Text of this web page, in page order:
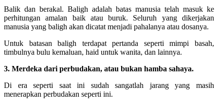
Balik dan berakal. Baligh adalah batas manusia telah masuk ke
perhitungan amalan baik atau buruk. Seluruh yang dikerjakan
manusia yang baligh akan dicatat menjadi pahalanya atau dosanya.
Untuk batasan baligh terdapat pertanda seperti mimpi basah,
timbulnya bulu kemaluan, haid untuk wanita, dan lainnya.
3. Merdeka dari perbudakan, atau bukan hamba sahaya.
Di era seperti saat ini sudah sangatlah jarang yang masih
menerapkan perbudakan seperti ini.